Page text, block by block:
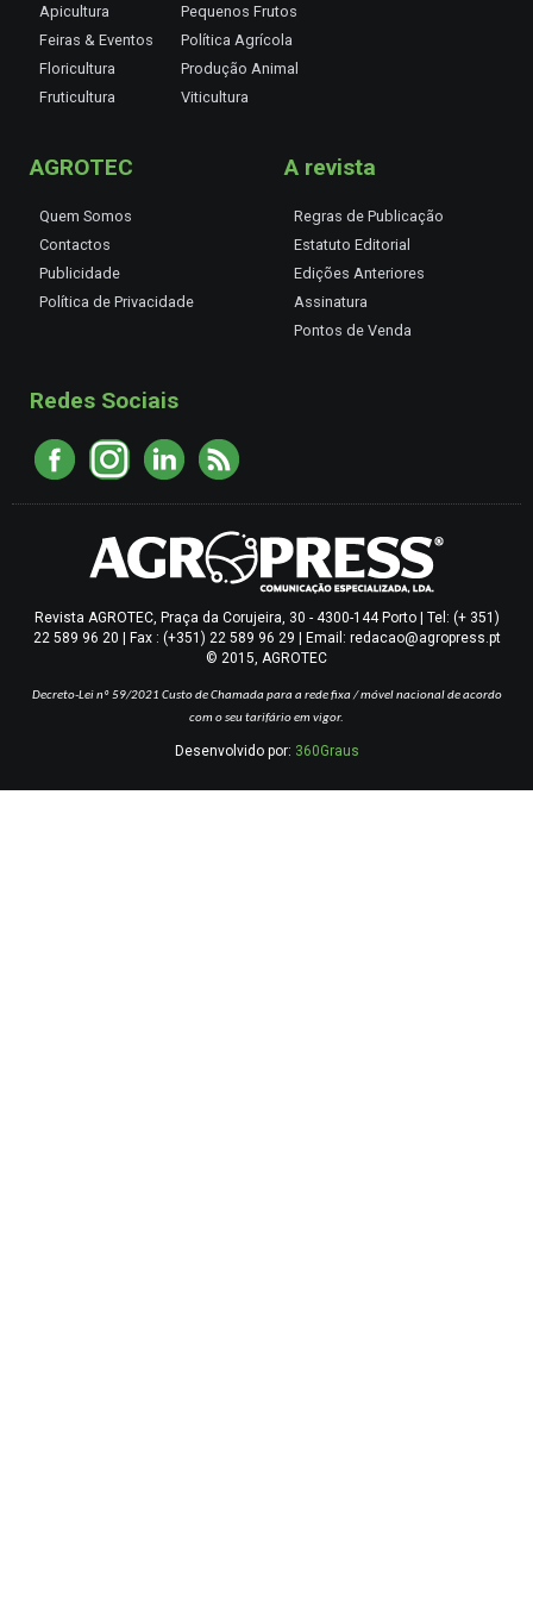
Apicultura
Feiras & Eventos
Floricultura
Fruticultura
Pequenos Frutos
Política Agrícola
Produção Animal
Viticultura
AGROTEC
Quem Somos
Contactos
Publicidade
Política de Privacidade
A revista
Regras de Publicação
Estatuto Editorial
Edições Anteriores
Assinatura
Pontos de Venda
Redes Sociais
Revista AGROTEC, Praça da Corujeira, 30 - 4300-144 Porto | Tel: (+ 351)
22 589 96 20 | Fax : (+351) 22 589 96 29 | Email: redacao@agropress.pt
© 2015, AGROTEC
Decreto-Lei nº 59/2021 Custo de Chamada para a rede fixa / móvel nacional de acordo
com o seu tarifário em vigor.
Desenvolvido por: 360Graus